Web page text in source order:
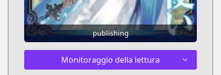
publishing
Monitoraggio della lettura